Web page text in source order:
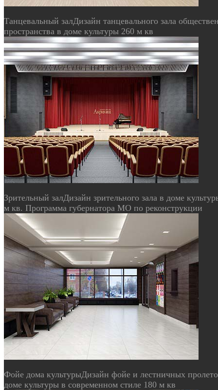
Танцевальный залДизайн танцевального зала
пространства в доме культуры 260 м кв
Зрительный залДизайн зрительного зала в доме
м кв. Программа губернатора МО по реконструкции
Фойе дома культурыДизайн фойе и лестничных
доме культуры в современном стиле 180 м кв